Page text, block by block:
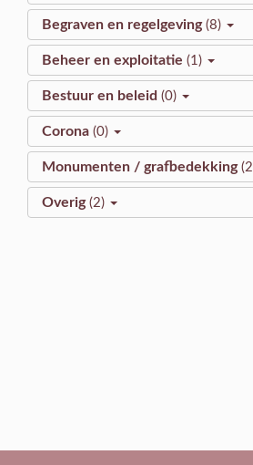
Begraven en regelgeving(8)
Beheer en exploitatie (1)
Bestuur en beleid (0)
Corona (0)
Monumenten / grafbedekking(2
Overig(2)